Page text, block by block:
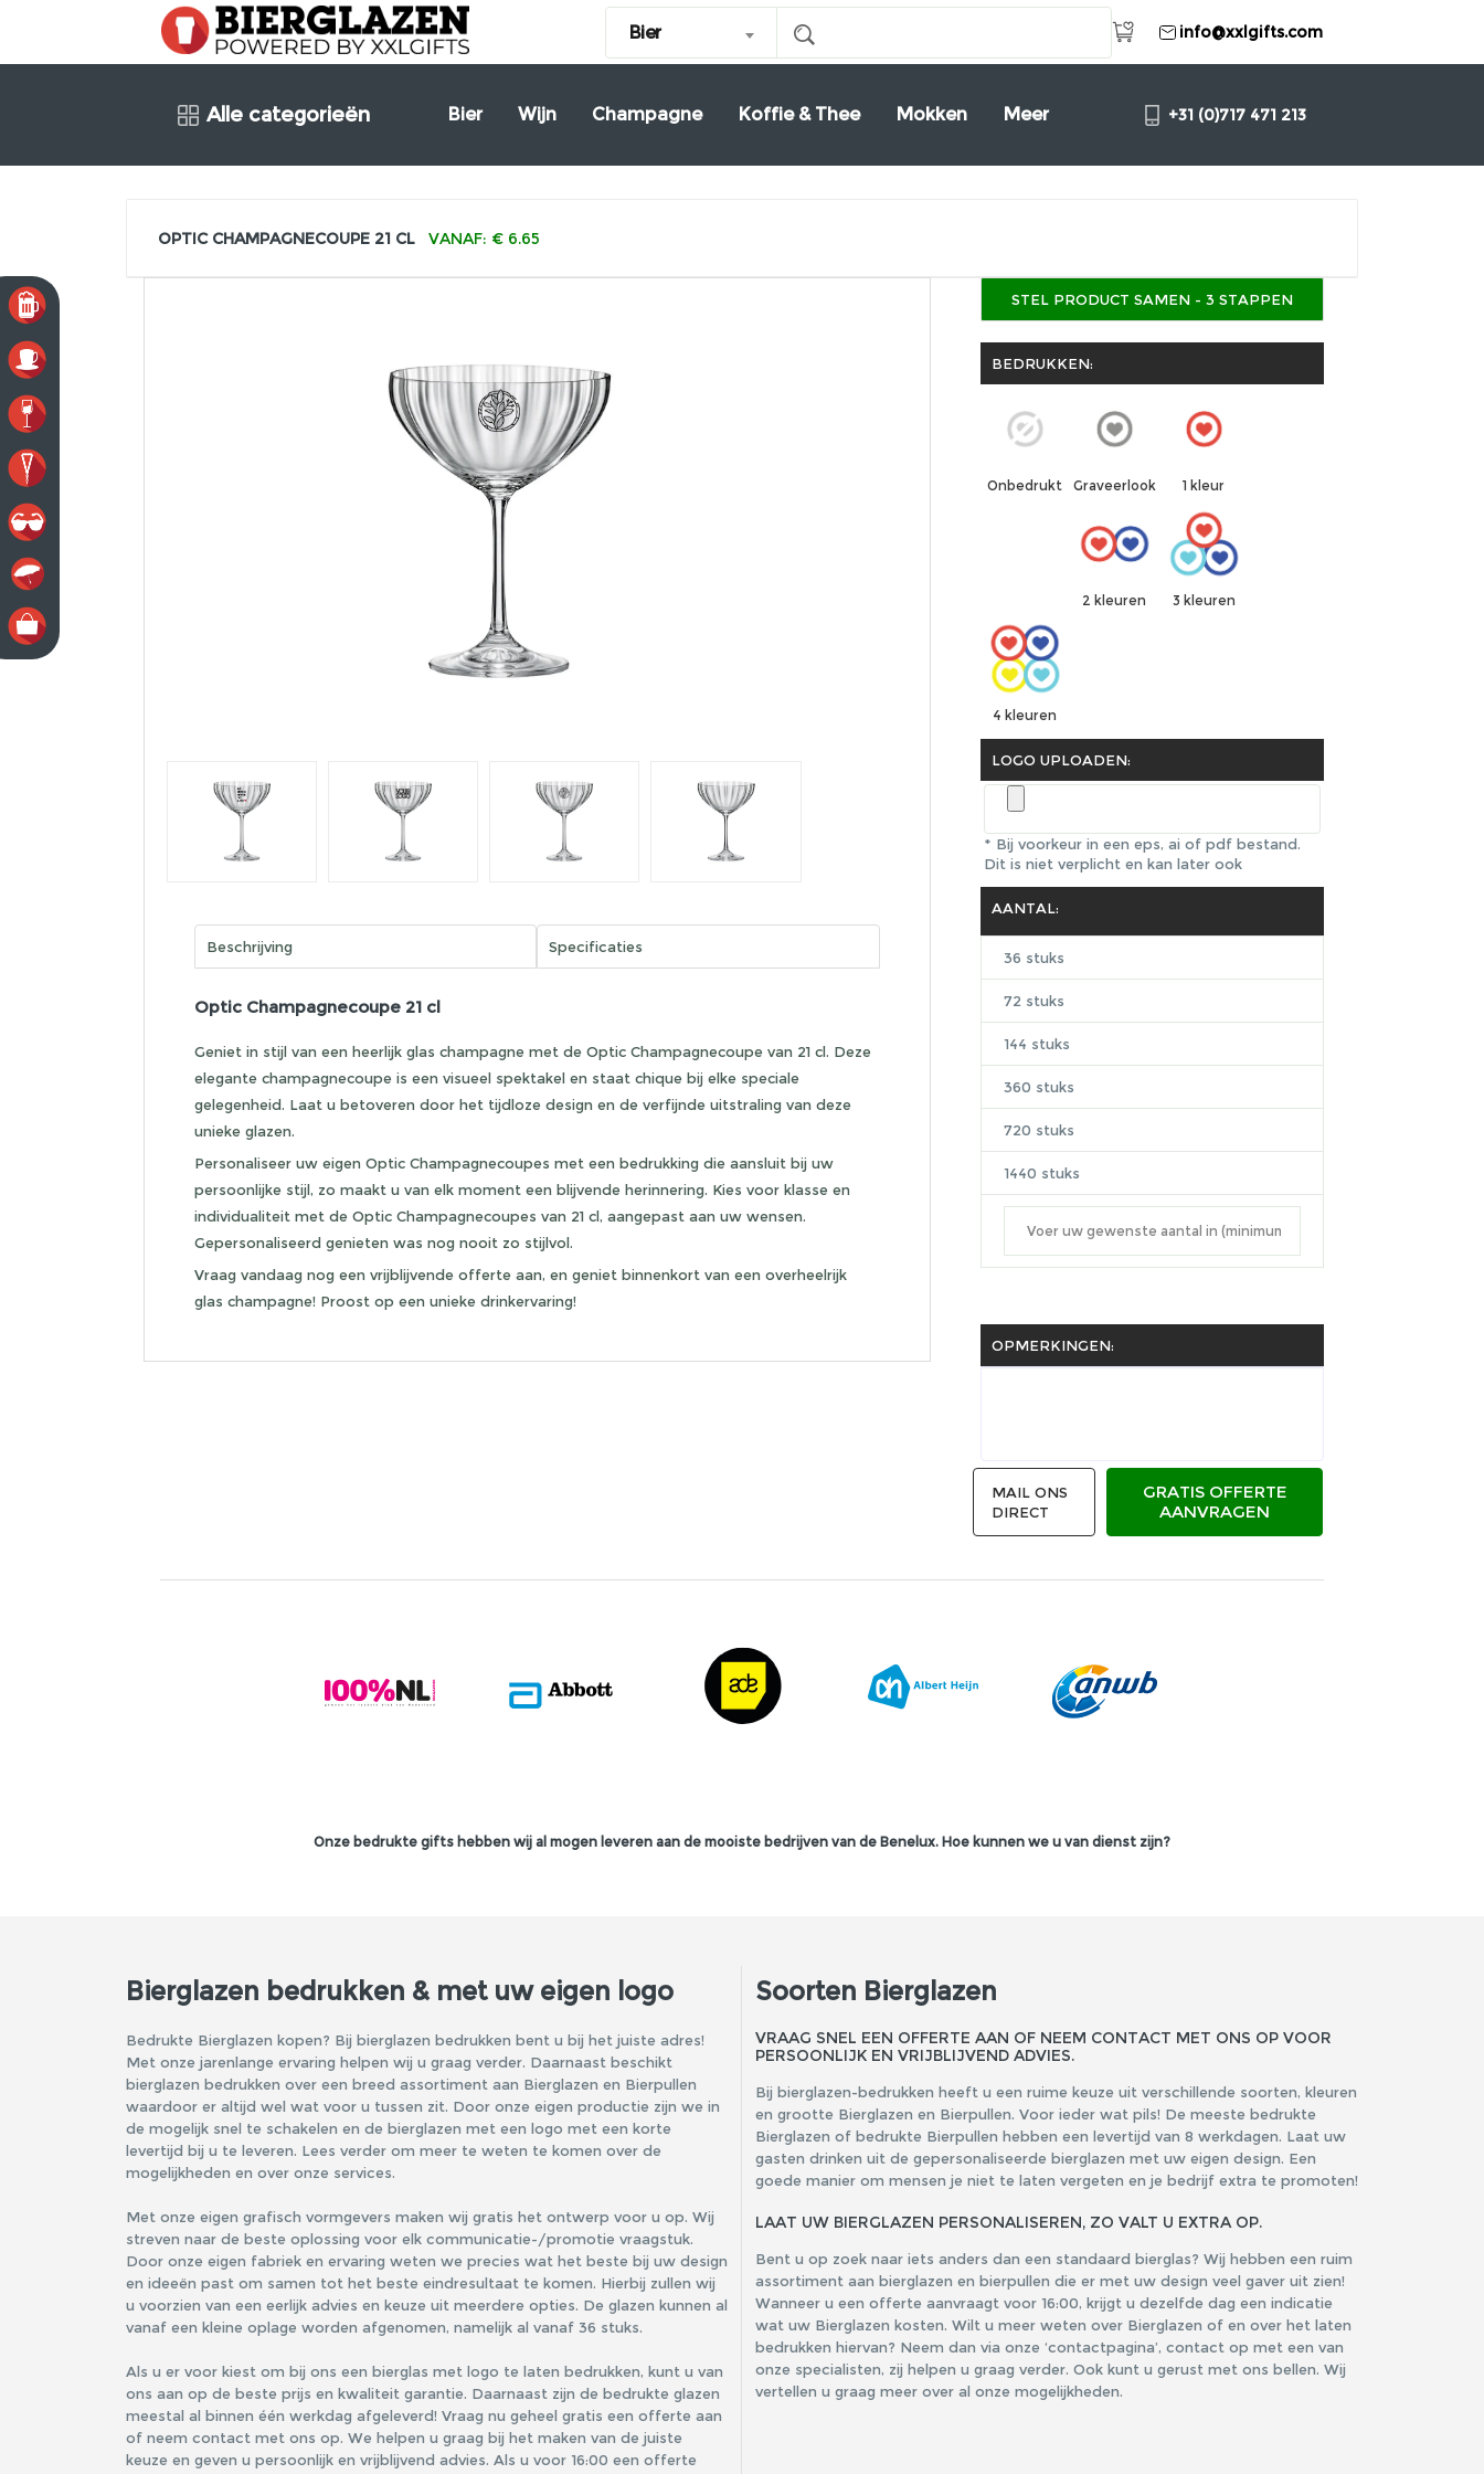
Bier info@xxlgifts.com
Alle categorieën Bier Wijn Champagne Koffie & Thee Mokken Meer +31 (0)717 471 213
OPTIC CHAMPAGNECOUPE 21 CL VANAF: € 6.65
Beschrijving Specificaties
Optic Champagnecoupe 21 cl
Geniet in stijl van een heerlijk glas champagne met de Optic Champagnecoupe van 21 cl. Deze
elegante champagnecoupe is een visueel spektakel en staat chique bij elke speciale
gelegenheid. Laat u betoveren door het tijdloze design en de verfijnde uitstraling van deze
unieke glazen.
Personaliseer uw eigen Optic Champagnecoupes met een bedrukking die aansluit bij uw
persoonlijke stijl, zo maakt u van elk moment een blijvende herinnering. Kies voor klasse en
individualiteit met de Optic Champagnecoupes van 21 cl, aangepast aan uw wensen.
Gepersonaliseerd genieten was nog nooit zo stijlvol.
Vraag vandaag nog een vrijblijvende offerte aan, en geniet binnenkort van een overheelrijk
glas champagne! Proost op een unieke drinkervaring!
STEL PRODUCT SAMEN - 3 STAPPEN
BEDRUKKEN:
Onbedrukt Graveerlook 1 kleur
2 kleuren 3 kleuren
4 kleuren
LOGO UPLOADEN:
* Bij voorkeur in een eps, ai of pdf bestand.
Dit is niet verplicht en kan later ook
AANTAL:
36 stuks
72 stuks
144 stuks
360 stuks
720 stuks
1440 stuks
OPMERKINGEN:
MAIL ONS
DIRECT
GRATIS OFFERTE
AANVRAGEN
Onze bedrukte gifts hebben wij al mogen leveren aan de mooiste bedrijven van de Benelux. Hoe kunnen we u van dienst zijn?
Bierglazen bedrukken & met uw eigen logo
Bedrukte Bierglazen kopen? Bij bierglazen bedrukken bent u bij het juiste adres!
Met onze jarenlange ervaring helpen wij u graag verder. Daarnaast beschikt
bierglazen bedrukken over een breed assortiment aan Bierglazen en Bierpullen
waardoor er altijd wel wat voor u tussen zit. Door onze eigen productie zijn we in
de mogelijk snel te schakelen en de bierglazen met een logo met een korte
levertijd bij u te leveren. Lees verder om meer te weten te komen over de
mogelijkheden en over onze services.
Met onze eigen grafisch vormgevers maken wij gratis het ontwerp voor u op. Wij
streven naar de beste oplossing voor elk communicatie-/promotie vraagstuk.
Door onze eigen fabriek en ervaring weten we precies wat het beste bij uw design
en ideeën past om samen tot het beste eindresultaat te komen. Hierbij zullen wij
u voorzien van een eerlijk advies en keuze uit meerdere opties. De glazen kunnen al
vanaf een kleine oplage worden afgenomen, namelijk al vanaf 36 stuks.
Als u er voor kiest om bij ons een bierglas met logo te laten bedrukken, kunt u van
ons aan op de beste prijs en kwaliteit garantie. Daarnaast zijn de bedrukte glazen
meestal al binnen één werkdag afgeleverd! Vraag nu geheel gratis een offerte aan
of neem contact met ons op. We helpen u graag bij het maken van de juiste
keuze en geven u persoonlijk en vrijblijvend advies. Als u voor 16:00 een offerte
Soorten Bierglazen
VRAAG SNEL EEN OFFERTE AAN OF NEEM CONTACT MET ONS OP VOOR
PERSOONLIJK EN VRIJBLIJVEND ADVIES.
Bij bierglazen-bedrukken heeft u een ruime keuze uit verschillende soorten, kleuren
en grootte Bierglazen en Bierpullen. Voor ieder wat pils! De meeste bedrukte
Bierglazen of bedrukte Bierpullen hebben een levertijd van 8 werkdagen. Laat uw
gasten drinken uit de gepersonaliseerde bierglazen met uw eigen design. Een
goede manier om mensen je niet te laten vergeten en je bedrijf extra te promoten!
LAAT UW BIERGLAZEN PERSONALISEREN, ZO VALT U EXTRA OP.
Bent u op zoek naar iets anders dan een standaard bierglas? Wij hebben een ruim
assortiment aan bierglazen en bierpullen die er met uw design veel gaver uit zien!
Wanneer u een offerte aanvraagt voor 16:00, krijgt u dezelfde dag een indicatie
wat uw Bierglazen kosten. Wilt u meer weten over Bierglazen of en over het laten
bedrukken hiervan? Neem dan via onze ‘contactpagina’, contact op met een van
onze specialisten, zij helpen u graag verder. Ook kunt u gerust met ons bellen. Wij
vertellen u graag meer over al onze mogelijkheden.